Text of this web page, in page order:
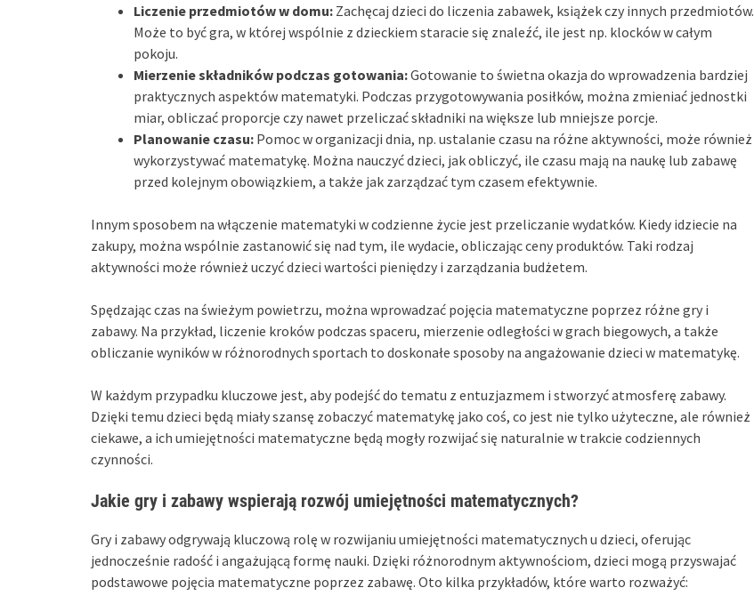
Liczenie przedmiotów w domu: Zachęcaj dzieci do liczenia zabawek, książek czy innych przedmiotów.
Może to być gra, w której wspólnie z dzieckiem staracie się znaleźć, ile jest np. klocków w całym
pokoju.
Mierzenie składników podczas gotowania:Gotowanie to świetna okazja do wprowadzenia bardziej
praktycznych aspektów matematyki. Podczas przygotowywania posiłków, można zmieniać jednostki
miar, obliczać proporcje czy nawet przeliczać składniki na większe lub mniejsze porcje.
Planowanie czasu: Pomoc w organizacji dnia, np. ustalanie czasu na różne aktywności, może również
wykorzystywać matematykę. Można nauczyć dzieci, jak obliczyć, ile czasu mają na naukę lub zabawę
przed kolejnym obowiązkiem, a także jak zarządzać tym czasem efektywnie.
Innym sposobem na włączenie matematyki w codzienne życie jest przeliczanie wydatków. Kiedy idziecie na
zakupy, można wspólnie zastanowić się nad tym, ile wydacie, obliczając ceny produktów. Taki rodzaj
aktywności może również uczyć dzieci wartości pieniędzy i zarządzania budżetem.
Spędzając czas na świeżym powietrzu, można wprowadzać pojęcia matematyczne poprzez różne gry i
zabawy. Na przykład, liczenie kroków podczas spaceru, mierzenie odległości w grach biegowych, a także
obliczanie wyników w różnorodnych sportach to doskonałe sposoby na angażowanie dzieci w matematykę.
W każdym przypadku kluczowe jest, aby podejść do tematu z entuzjazmem i stworzyć atmosferę zabawy.
Dzięki temu dzieci będą miały szansę zobaczyć matematykę jako coś, co jest nie tylko użyteczne, ale również
ciekawe, a ich umiejętności matematyczne będą mogły rozwijać się naturalnie w trakcie codziennych
czynności.
Jakie gry i zabawy wspierają rozwój umiejętności matematycznych?
Gry i zabawy odgrywają kluczową rolę w rozwijaniu umiejętności matematycznych u dzieci, oferując
jednocześnie radość i angażującą formę nauki. Dzięki różnorodnym aktywnościom, dzieci mogą przyswajać
podstawowe pojęcia matematyczne poprzez zabawę. Oto kilka przykładów, które warto rozważyć: